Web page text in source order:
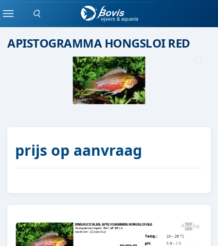
Zoeken
MenuEenlingen / Paren vis
APISTOGRAMMA HONGSLOI RED
prijs op aanvraag